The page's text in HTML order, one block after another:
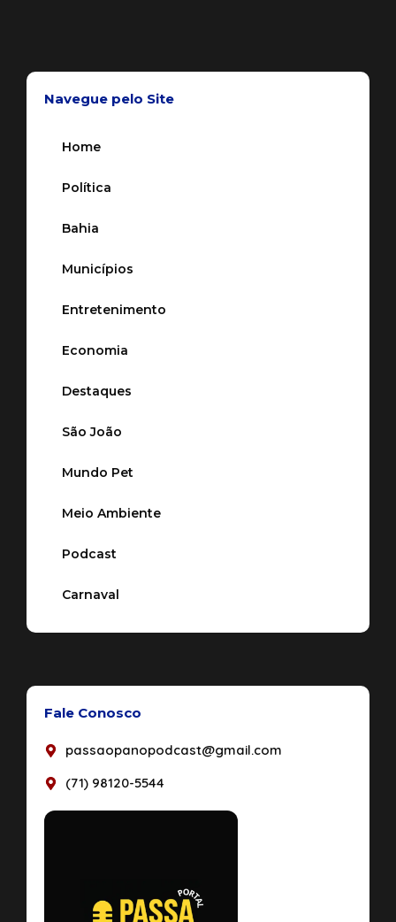
Navegue pelo Site
Home
Política
Bahia
Municípios
Entretenimento
Economia
Destaques
São João
Mundo Pet
Meio Ambiente
Podcast
Carnaval
Fale Conosco
passaopanopodcast@gmail.com
(71) 98120-5544